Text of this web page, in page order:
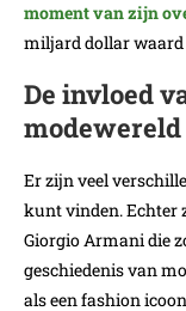
moment van zijn
miljard dollar
De invloed
modewereld
Er zijn veel
kunt vinden. Echter
Giorgio Armani die
geschiedenis van
als een fashion